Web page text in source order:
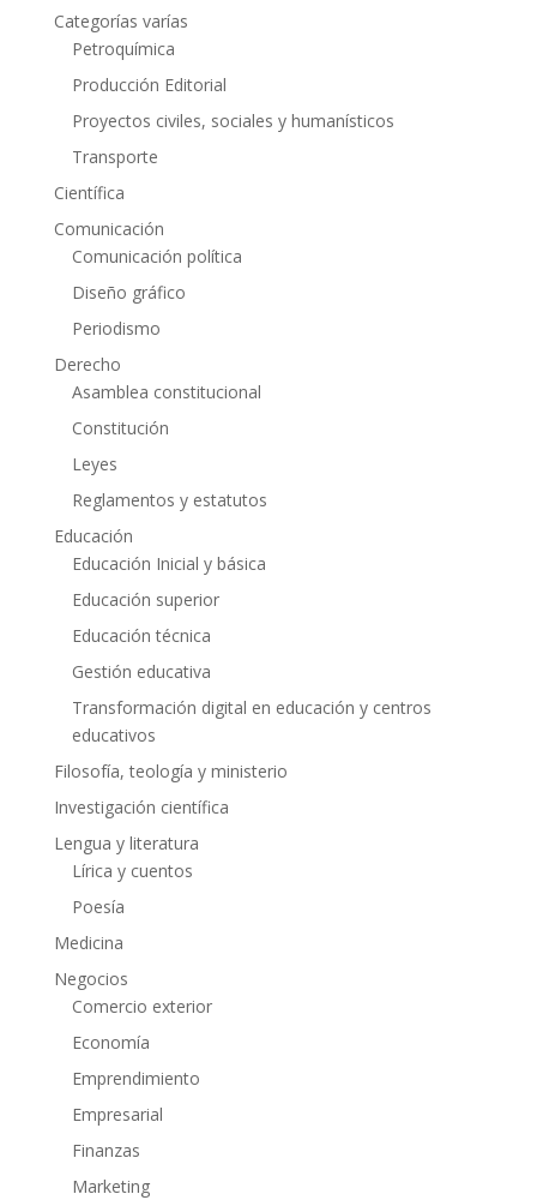
Categorías varías
Petroquímica
Producción Editorial
Proyectos civiles, sociales y humanísticos
Transporte
Científica
Comunicación
Comunicación política
Diseño gráfico
Periodismo
Derecho
Asamblea constitucional
Constitución
Leyes
Reglamentos y estatutos
Educación
Educación Inicial y básica
Educación superior
Educación técnica
Gestión educativa
Transformación digital en educación y centros
educativos
Filosofía, teología y ministerio
Investigación científica
Lengua y literatura
Lírica y cuentos
Poesía
Medicina
Negocios
Comercio exterior
Economía
Emprendimiento
Empresarial
Finanzas
Marketing